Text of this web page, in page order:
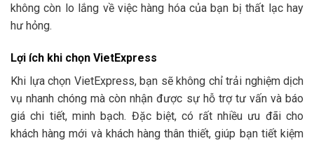
không còn lo lắng về việc hàng hóa của bạn bị thất lạc hay
hư hỏng.
Lợi ích khi chọn VietExpress
Khi lựa chọn VietExpress, bạn sẽ không chỉ trải nghiệm dịch
vụ nhanh chóng mà còn nhận được sự hỗ trợ tư vấn và báo
giá chi tiết, minh bạch. Đặc biệt, có rất nhiều ưu đãi cho
khách hàng mới và khách hàng thân thiết, giúp bạn tiết kiệm